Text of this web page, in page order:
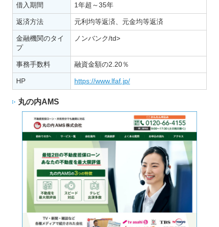
借入期間 1年超～35年
返済方法 元利均等返済、元金均等返済
金融機関のタイ
プ
ノンバンク/td>
事務手数料 融資金額の2.20％
HP https://www.lfaf.jp/
丸の内AMS